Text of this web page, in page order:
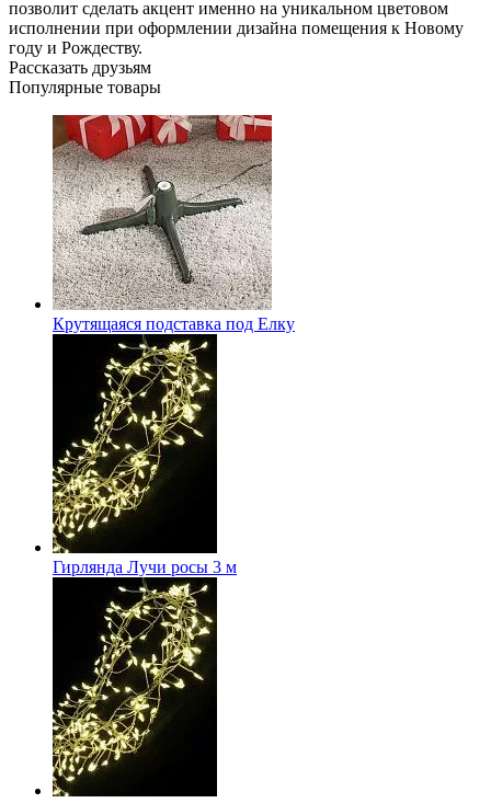
позволит сделать акцент именно на уникальном цветовом
исполнении при оформлении дизайна помещения к Новому
году и Рождеству.
Рассказать друзьям
Популярные товары
Крутящаяся подставка под Елку
Гирлянда Лучи росы 3 м